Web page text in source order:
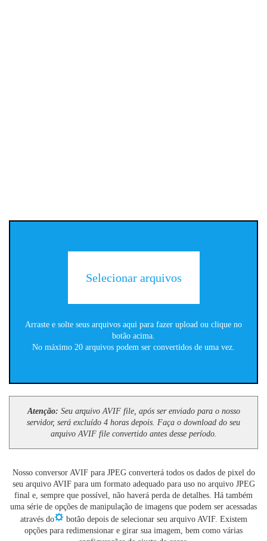
Selecionar arquivos
Arraste e solte seus arquivos aqui para fazer upload ou clique no
botão acima.
No máximo 20 arquivos podem ser convertidos de uma vez.
Atenção: Seu arquivo AVIF file, após ser enviado para o nosso
servidor, será excluído 4 horas depois. Faça o download do seu
arquivo AVIF file convertido antes desse período.
Nosso conversor AVIF para JPEG converterá todos os dados de pixel do
seu arquivo AVIF para um formato adequado para uso no arquivo JPEG
final e, sempre que possível, não haverá perda de detalhes. Há também
uma série de opções de manipulação de imagens que podem ser acessadas
através do
botão depois de selecionar seu arquivo AVIF. Existem
opções para redimensionar e girar sua imagem, bem como várias